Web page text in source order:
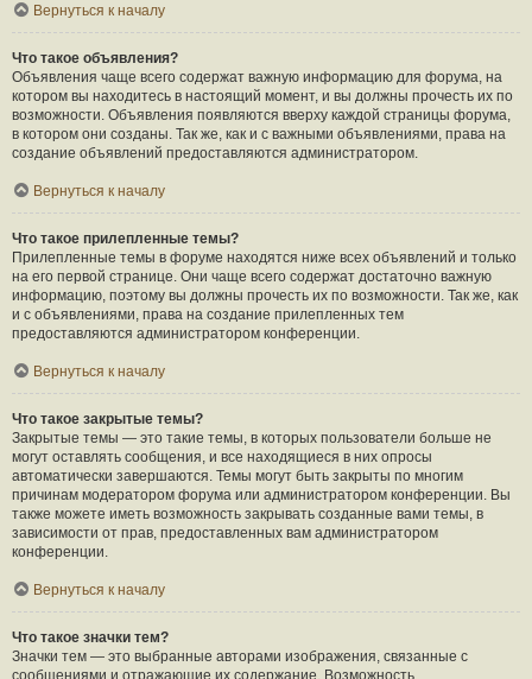
Вернуться к началу
Что такое объявления?
Объявления чаще всего содержат важную информацию для форума, на
котором вы находитесь в настоящий момент, и вы должны прочесть их по
возможности. Объявления появляются вверху каждой страницы форума,
в котором они созданы. Так же, как и с важными объявлениями, права на
создание объявлений предоставляются администратором.
Вернуться к началу
Что такое прилепленные темы?
Прилепленные темы в форуме находятся ниже всех объявлений и только
на его первой странице. Они чаще всего содержат достаточно важную
информацию, поэтому вы должны прочесть их по возможности. Так же, как
и с объявлениями, права на создание прилепленных тем
предоставляются администратором конференции.
Вернуться к началу
Что такое закрытые темы?
Закрытые темы — это такие темы, в которых пользователи больше не
могут оставлять сообщения, и все находящиеся в них опросы
автоматически завершаются. Темы могут быть закрыты по многим
причинам модератором форума или администратором конференции. Вы
также можете иметь возможность закрывать созданные вами темы, в
зависимости от прав, предоставленных вам администратором
конференции.
Вернуться к началу
Что такое значки тем?
Значки тем — это выбранные авторами изображения, связанные с
сообщениями и отражающие их содержание. Возможность